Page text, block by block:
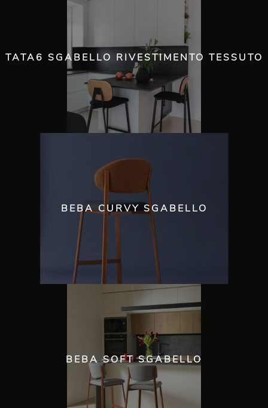
TATA6 SGABELLO RIVESTIMENTO TESSUTO
BEBA CURVY SGABELLO
BEBA SOFT SGABELLO